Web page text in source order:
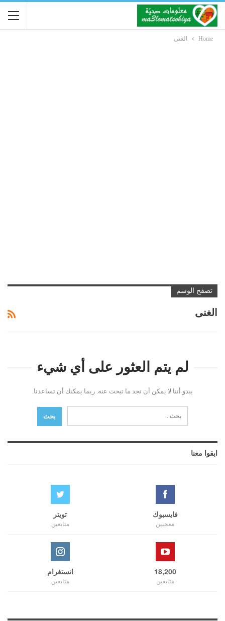
Home الغنى
تصفح الوسم
الغنى
لم يتم العثور على أي شيء
يبدو أننا لا يمكن أن نجد ما تبحث عنه. ربما يمكنك أن تساعدنا.
ابقوا معنا
فايسبوك
معجبين
تويتر
متابعين
18,200
متابعين
انستغرام
متابعين